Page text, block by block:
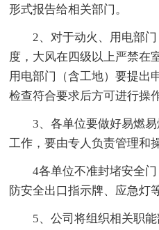
形式报告给相关部门。
2、对于动火、用电部
度，大风在四级以上严禁在
用电部门（含工地）要提出
检查符合要求后方可进行操作
3、各单位要做好易燃
工作，要由专人负责管理和
4各单位不准封堵安全
防安全出口指示牌、应急灯
5、公司将组织相关职